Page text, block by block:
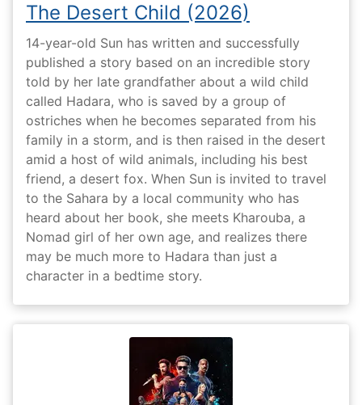
The Desert Child (2026)
14-year-old Sun has written and successfully
published a story based on an incredible story
told by her late grandfather about a wild child
called Hadara, who is saved by a group of
ostriches when he becomes separated from his
family in a storm, and is then raised in the desert
amid a host of wild animals, including his best
friend, a desert fox. When Sun is invited to travel
to the Sahara by a local community who has
heard about her book, she meets Kharouba, a
Nomad girl of her own age, and realizes there
may be much more to Hadara than just a
character in a bedtime story.